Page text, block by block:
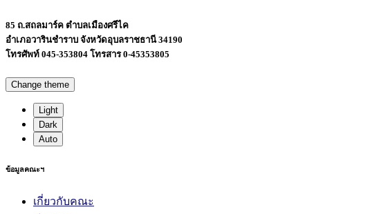
85 ถ.สถลมาร์ค ตำบลเมืองศรีไค
อำเภอวารินชำราบ จังหวัดอุบลราชธานี 34190
โทรศัพท์ 045-353804 โทรสาร 0-45353805
Change theme
Light
Dark
Auto
ข้อมูลคณะฯ
เกี่ยวกับคณะ